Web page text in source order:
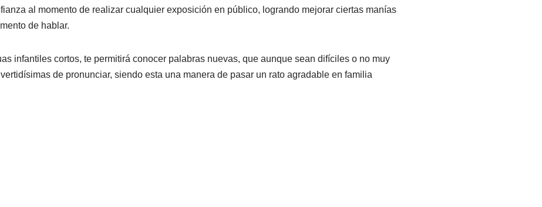
al momento de realizar cualquier exposición en público, logrando mejorar ciertas manías
de hablar.
infantiles cortos, te permitirá conocer palabras nuevas, que aunque sean difíciles o no muy
de pronunciar, siendo esta una manera de pasar un rato agradable en familia